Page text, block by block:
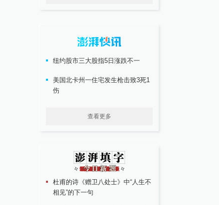
纽约股市三大股指5日涨跌不一
美国北卡州一住宅发生枪击致3死1
伤
查看更多
杜甫的诗《赠卫八处士》中“人生不
相见”的下一句